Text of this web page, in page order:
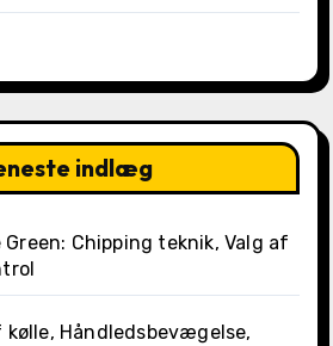
indlæg
Chipping teknik, Valg af
kølle, Håndledsbevægelse,